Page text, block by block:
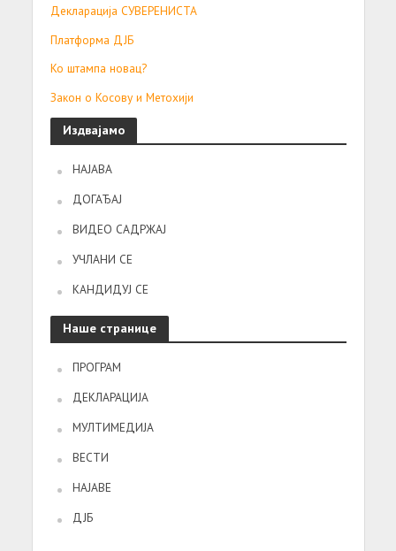
Декларација СУВЕРЕНИСТА
Платформа ДЈБ
Ко штампа новац?
Закон о Косову и Метохији
Издвајамо
НАЈАВА
ДОГАЂАЈ
ВИДЕО САДРЖАЈ
УЧЛАНИ СЕ
КАНДИДУЈ СЕ
Наше странице
ПРОГРАМ
ДЕКЛАРАЦИЈА
МУЛТИМЕДИЈА
ВЕСТИ
НАЈАВЕ
ДЈБ